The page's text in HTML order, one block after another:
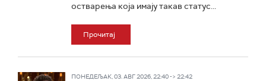
остварења која имају такав статус...
Прочитај
ПОНЕДЕЉАК, 03. АВГ 2026, 22:40 -> 22:42